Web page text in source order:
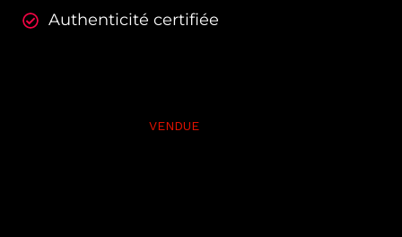
Authenticité certifiée